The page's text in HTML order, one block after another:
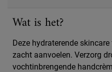
Wat is het?
Deze hydraterende
zacht aanvoelen. Verzorg
vochtinbrengende